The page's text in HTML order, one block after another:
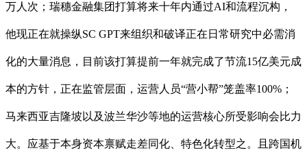
万人次；瑞穗金融集团打算将来十年内通过AI和流程沉构，
他现正在就操纵SC GPT来组织和破译正在日常研究中必需消
化的大量消息，目前该打算提前一年就完成了节流15亿美元成
本的方针，正在监管层面，运营人员“营小帮”笼盖率100%；
马来西亚吉隆坡以及波兰华沙等地的运营核心所受影响会比力
大。应基于本身资本禀赋走差同化、特色化转型之。且跨国机